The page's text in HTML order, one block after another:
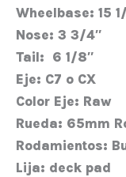
Wheelbase: 15
Nose: 3 3/4″
Tail: 6 1/8″
Eje: C7 o CX
Color Eje: Raw
Rueda: 65mm
Rodamientos:
Lija: deck pad